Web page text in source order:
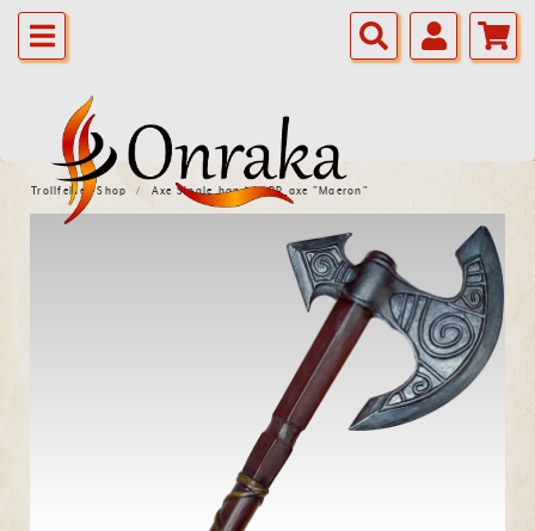
Trollfelsen Shop Axe Single_hand_LARP_axe "Maeron"